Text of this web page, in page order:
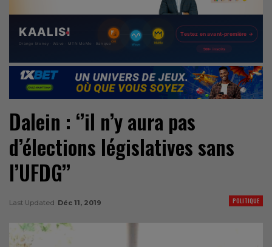
Dalein : ‘’il n’y aura pas
d’élections législatives sans
l’UFDG’’
POLITIQUE
Last Updated Déc 11, 2019